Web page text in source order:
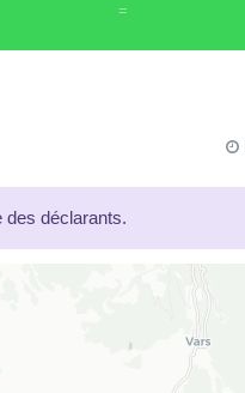
=
déclarants.